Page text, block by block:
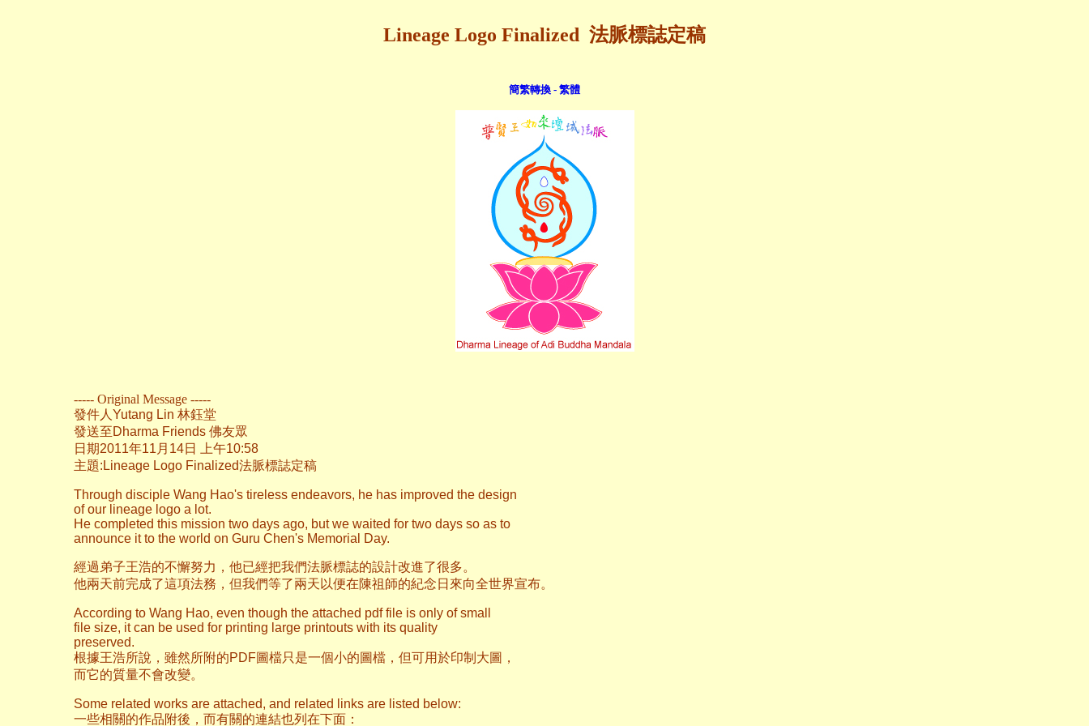
Lineage Logo Finalized 法脈標誌定稿
簡繁轉換 - 繁體
----- Original Message -----
發件人Yutang Lin 林鈺堂
發送至Dharma Friends 佛友眾
日期2011年11月14日 上午10:58
主題:Lineage Logo Finalized法脈標誌定稿
Through disciple Wang Hao's tireless endeavors, he has improved the design
of our lineage logo a lot.
He completed this mission two days ago, but we waited for two days so as to
announce it to the world on Guru Chen's Memorial Day.
經過弟子王浩的不懈努力，他已經把我們法脈標誌的設計改進了很多。
他兩天前完成了這項法務，但我們等了兩天以便在陳祖師的紀念日來向全世界宣布。
According to Wang Hao, even though the attached pdf file is only of small
file size, it can be used for printing large printouts with its quality
preserved.
根據王浩所說，雖然所附的PDF圖檔只是一個小的圖檔，但可用於印制大圖，
而它的質量不會改變。
Some related works are attached, and related links are listed below:
一些相關的作品附後，而有關的連結也列在下面：